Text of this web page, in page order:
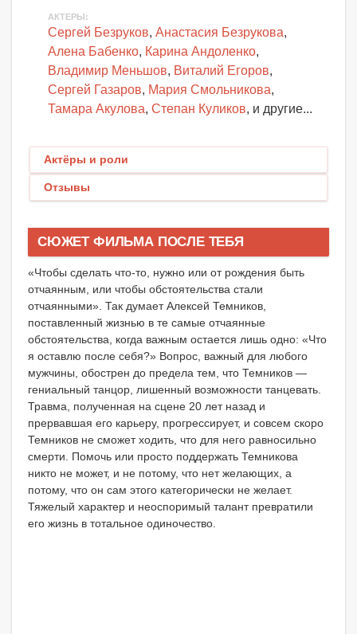
АКТЕРЫ:
Сергей Безруков, Анастасия Безрукова,
Алена Бабенко, Карина Андоленко,
Владимир Меньшов, Виталий Егоров,
Сергей Газаров, Мария Смольникова,
Тамара Акулова, Степан Куликов, и другие...
Актёры и роли
Отзывы
СЮЖЕТ ФИЛЬМА ПОСЛЕ ТЕБЯ
«Чтобы сделать что-то, нужно или от рождения быть
отчаянным, или чтобы обстоятельства стали
отчаянными». Так думает Алексей Темников,
поставленный жизнью в те самые отчаянные
обстоятельства, когда важным остается лишь одно: «Что
я оставлю после себя?» Вопрос, важный для любого
мужчины, обострен до предела тем, что Темников —
гениальный танцор, лишенный возможности танцевать.
Травма, полученная на сцене 20 лет назад и
прервавшая его карьеру, прогрессирует, и совсем скоро
Темников не сможет ходить, что для него равносильно
смерти. Помочь или просто поддержать Темникова
никто не может, и не потому, что нет желающих, а
потому, что он сам этого категорически не желает.
Тяжелый характер и неоспоримый талант превратили
его жизнь в тотальное одиночество.